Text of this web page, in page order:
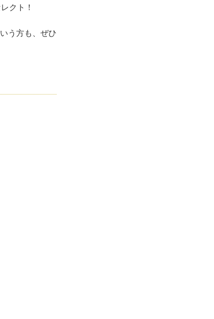
クト！
う方も、ぜひ